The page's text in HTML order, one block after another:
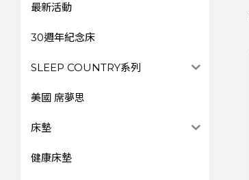
最新活動
30週年紀念床
SLEEP COUNTRY系列
美國 席夢思
床墊
健康床墊